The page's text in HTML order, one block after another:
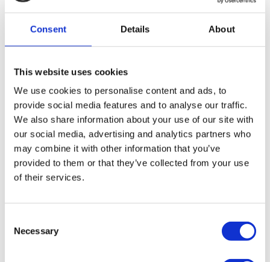
Consent Details About
This website uses cookies
We use cookies to personalise content and ads, to
provide social media features and to analyse our traffic.
We also share information about your use of our site with
our social media, advertising and analytics partners who
may combine it with other information that you’ve
provided to them or that they’ve collected from your use
of their services.
Selection
Necessary
Handchain Armband
59,95 € 59,95
Sold out Sold out